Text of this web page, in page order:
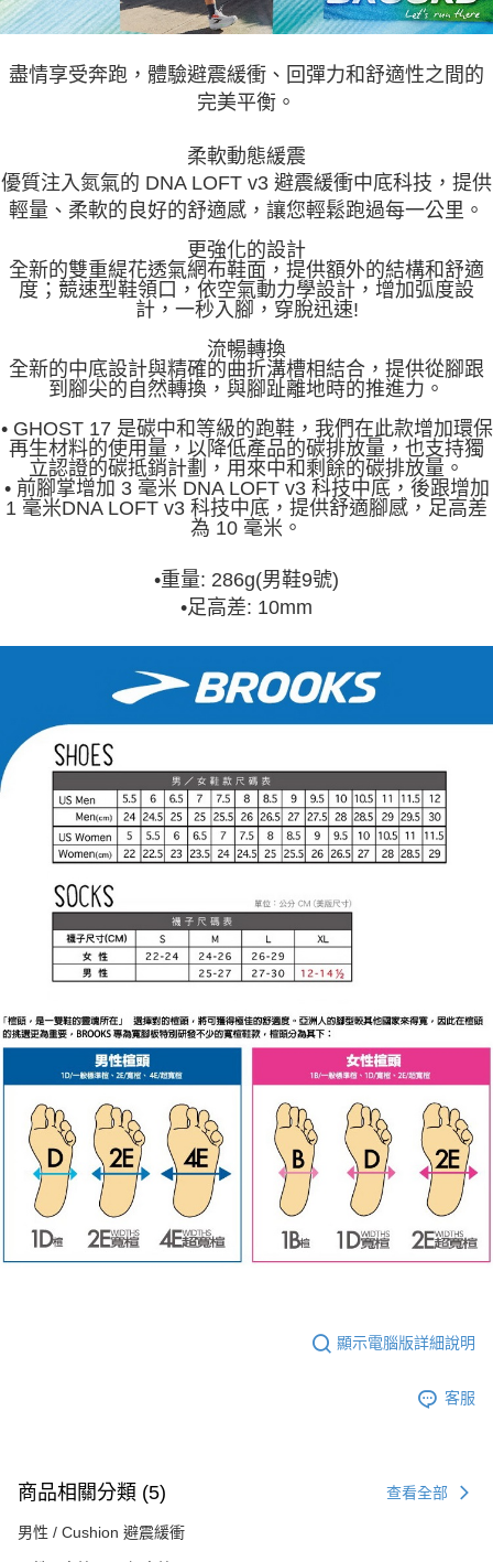
盡情享受奔跑，體驗避震緩衝、回彈力和舒適性之間的
完美平衡。
柔軟動態緩震
優質注入氮氣的 DNA LOFT v3 避震緩衝中底科技，提供
輕量、柔軟的良好的舒適感，讓您輕鬆跑過每一公里。
更強化的設計
全新的雙重緹花透氣網布鞋面，提供額外的結構和舒適
度；競速型鞋領口，依空氣動力學設計，增加弧度設
計，一秒入腳，穿脫迅速!
流暢轉換
全新的中底設計與精確的曲折溝槽相結合，提供從腳跟
到腳尖的自 然轉換，與腳趾離地時的推進力。
• GHOST 17 是碳中和等級的跑鞋，我們在此款增加環保
再生材料的使用量，以降低產品的碳排放量，也支持獨
立認證的碳抵銷計劃，用來中和剩餘的碳排放量。
• 前腳掌增加 3 毫米 DNA LOFT v3 科技中底，後跟增加
1 毫米DNA LOFT v3 科技中底，提供舒適腳感，足高差
為 10 毫米。
•重量: 286g(男鞋9號)
•足高差: 10mm
顯示電腦版詳細說明
客服
商品相關分類 (5) 查看全部
男性 / Cushion 避震緩衝